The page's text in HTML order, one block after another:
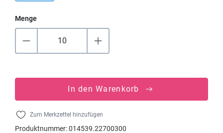
Menge
In den Warenkorb
Zum Merkzettel hinzufügen
Produktnummer:014539.22700300